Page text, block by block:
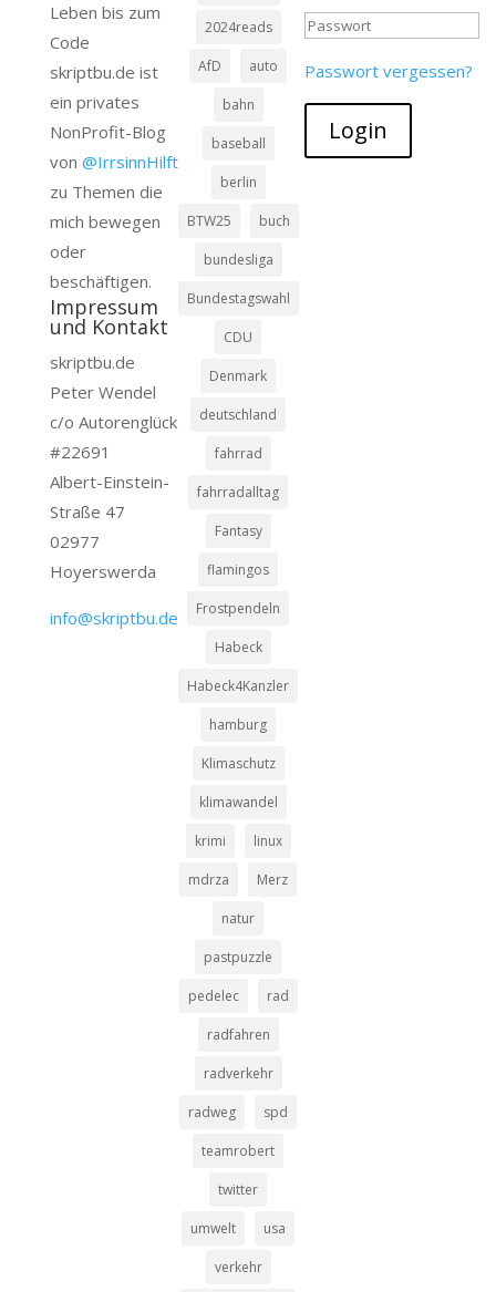
skriptbu.de ist
ein privates
NonProfit-Blog
von @IrrsinnHilft
zu Themen die
mich bewegen
oder
beschäftigen.
Impressum
und Kontakt
skriptbu.de
Peter Wendel
c/o Autorenglück
#22691
Albert-Einstein-
Straße 47
02977
Hoyerswerda
info@skriptbu.de
2024reads
AfD auto
bahn
baseball
berlin
BTW25 buch
bundesliga
Bundestagswahl
CDU
Denmark
deutschland
fahrrad
fahrradalltag
Fantasy
flamingos
Frostpendeln
Habeck
Habeck4Kanzler
hamburg
Klimaschutz
klimawandel
krimi linux
mdrza Merz
natur
pastpuzzle
pedelec rad
radfahren
radverkehr
radweg spd
teamrobert
twitter
umwelt usa
verkehr
Passwort vergessen?
Login